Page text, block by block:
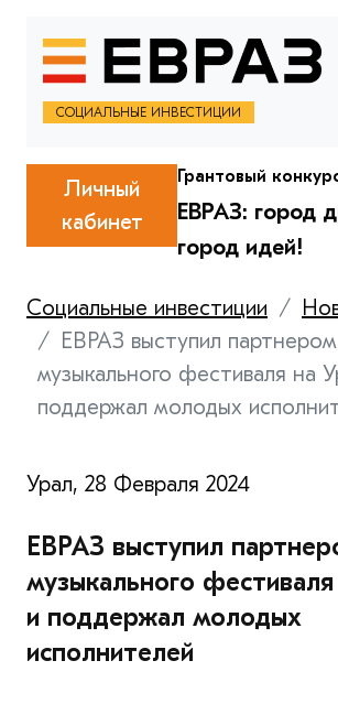
СОЦИАЛЬНЫЕ ИНВЕСТИЦИИ
Личный
кабинет
Грантовый
ЕВРАЗ: город
город идей!
Социальные инвестиции
ЕВРАЗ выступил партнером
музыкального фестиваля на
поддержал молодых
Урал, 28 Февраля 2024
ЕВРАЗ выступил
музыкального
и поддержал молодых
исполнителей